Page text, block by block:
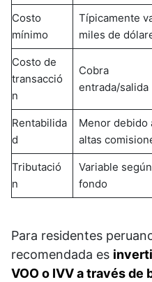
Costo
mínimo
Típicamente
miles de
Costo de
transacció
n
Cobra
entrada/salida
Rentabilida
d
Menor debido
altas
Tributació
n
Variable según
fondo
Para residentes
recomendada es
VOO o IVV a través de